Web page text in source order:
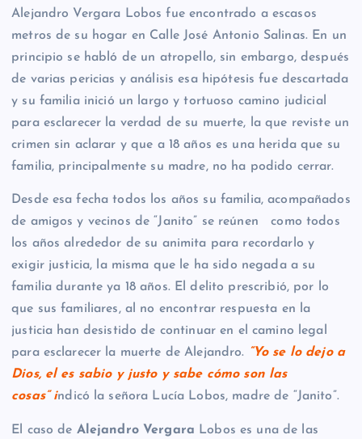
Alejandro Vergara Lobos fue encontrado a escasos
metros de su hogar en Calle José Antonio Salinas. En un
principio se habló de un atropello, sin embargo, después
de varias pericias y análisis esa hipótesis fue descartada
y su familia inició un largo y tortuoso camino judicial
para esclarecer la verdad de su muerte, la que reviste un
crimen sin aclarar y que a 18 años es una herida que su
familia, principalmente su madre, no ha podido cerrar.
Desde esa fecha todos los años su familia, acompañados
de amigos y vecinos de “Janito” se reúnen como todos
los años alrededor de su animita para recordarlo y
exigir justicia, la misma que le ha sido negada a su
familia durante ya 18 años. El delito prescribió, por lo
que sus familiares, al no encontrar respuesta en la
justicia han desistido de continuar en el camino legal
para esclarecer la muerte de Alejandro. “Yo se lo dejo a
Dios, el es sabio y justo y sabe cómo son las
cosas” indicó la señora Lucía Lobos, madre de “Janito”.
El caso de Alejandro Vergara Lobos es una de las